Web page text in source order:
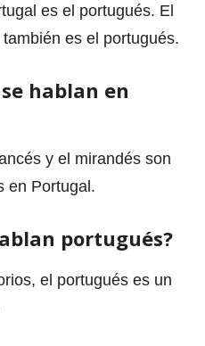
es el portugués. El
es el portugués.
hablan en
y el mirandés son
en Portugal.
portugués?
el portugués es un